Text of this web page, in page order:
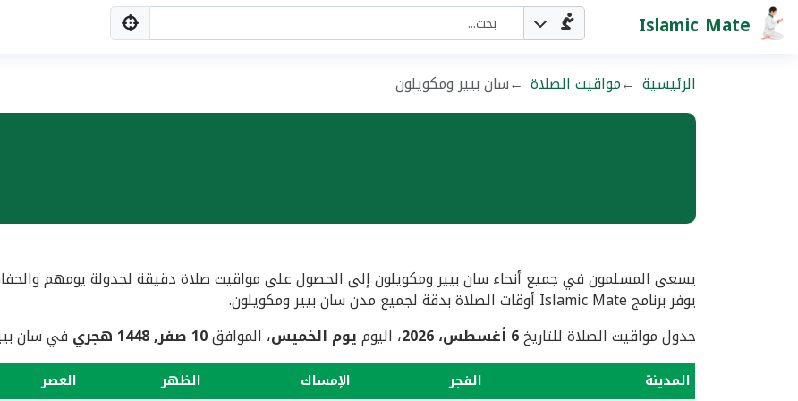
Islamic Mate
الرئيسية مواقيت الصلاة سان بيير ومكويلون
يسعى المسلمون في جميع أنحاء سان بيير ومكويلون إلى الحصول على مواقيت صلاة دقيقة لجدولة يومهم
يوفر برنامج Islamic Mate أوقات الصلاة بدقة لجميع مدن سان بيير ومكويلون.
جدول مواقيت الصلاة للتاريخ6 أغسطس، 2026 ، اليوميوم الخميس، الموافق10 صفر, 1448 هجري في سان
المدينة الفجر الإمساك الظهر العصر